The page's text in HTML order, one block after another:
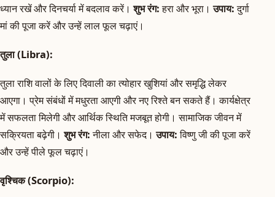
ध्यान रखें और दिनचर्या में बदलाव करें।शुभ रंग:हरा और भूरा।उपाय:दुर्गा
मां की पूजा करें और उन्हें लाल फूल चढ़ाएं।
तुला (Libra):
तुला राशि वालों के लिए दिवाली का त्योहार खुशियां और समृद्धि लेकर
आएगा। प्रेम संबंधों में मधुरता आएगी और नए रिश्ते बन सकते हैं। कार्यक्षेत्र
में सफलता मिलेगी और आर्थिक स्थिति मजबूत होगी। सामाजिक जीवन में
सक्रियता बढ़ेगी।शुभ रंग:नीला और सफेद।उपाय:विष्णु जी की पूजा करें
और उन्हें पीले फूल चढ़ाएं।
वृश्चिक (Scorpio):